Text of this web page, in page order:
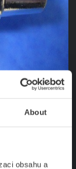
About
obsahu a